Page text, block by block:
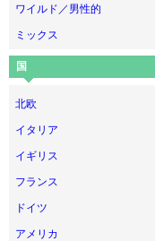
ワイルド／男性的
ミックス
国
北欧
イタリア
イギリス
フランス
ドイツ
アメリカ